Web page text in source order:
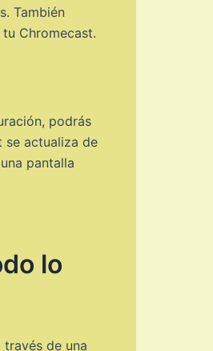
También
Chromecast.
podrás
se actualiza de
pantalla
lo
de una